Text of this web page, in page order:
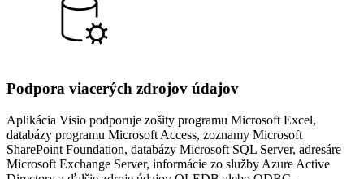
Podpora viacerých zdrojov údajov
Aplikácia Visio podporuje zošity programu Microsoft Excel,
databázy programu Microsoft Access, zoznamy Microsoft
SharePoint Foundation, databázy Microsoft SQL Server, adresáre
Microsoft Exchange Server, informácie zo služby Azure Active